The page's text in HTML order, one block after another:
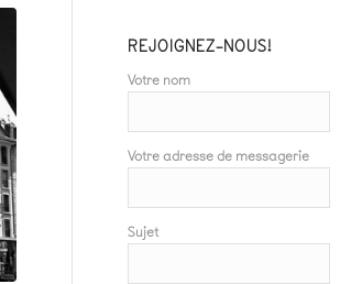
REJOIGNEZ-NOUS!
Votre nom
Votre adresse de messagerie
Sujet